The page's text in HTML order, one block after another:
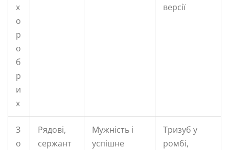
х
о
р
о
б
р
и
х
версії
З
о
Рядові,
сержант
Мужність і
успішне
Тризуб у
ромбі,